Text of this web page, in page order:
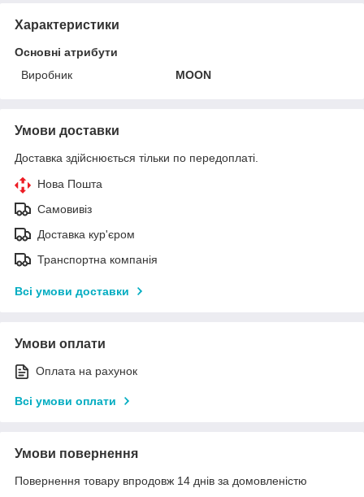
Характеристики
Основні атрибути
Виробник
MOON
Умови доставки
Доставка здійснюється тільки по передоплаті.
Нова Пошта
Самовивіз
Доставка кур'єром
Транспортна компанія
Всі умови доставки
Умови оплати
Оплата на рахунок
Всі умови оплати
Умови повернення
Повернення товару впродовж 14 днів за домовленістю